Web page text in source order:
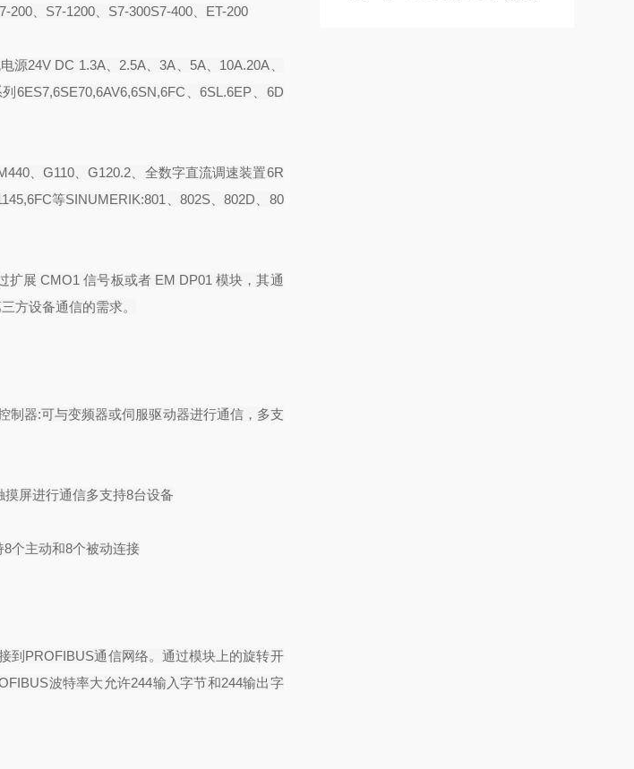
、S7-1200、S7-300S7-400、ET-200
24V DC 1.3A、2.5A、3A、5A、10A.20A、
6ES7,6SE70,6AV6,6SN,6FC、6SL.6EP、6D
、G110、G120.2、全数字直流调速装置6R
等SINUMERIK:801、802S、802D、80
扩展CMO1信号板或者 EM DP01模块，其通
方设备通信的需求。
制器:可与变频器或伺服驱动器进行通信，多支
摸屏进行通信多支持8台设备
8个主动和8个被动连接
到 PROFIBUS通信网络。通过模块上的旋转开
波特率大允许244输入字节和244输出字